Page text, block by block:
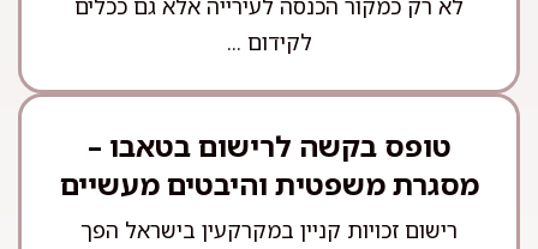
לא רק כמקור הכנסה לעירייה אלא גם ככלים
לקידום ...
טופס בקשה לרישום בטאבו –
מסגרת משפטית והיבטים מעשיים
רישום זכויות קניין במקרקעין בישראל הפך